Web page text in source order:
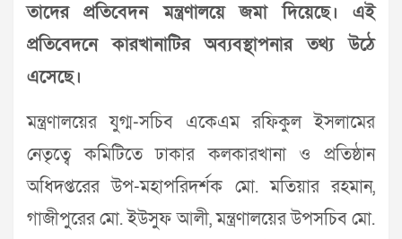
তাদের প্রতিবেদন মন্ত্রণালয়ে জমা দিয়েছে। এই
প্রতিবেদনে কারখানাটির অব্যবস্থাপনার তথ্য উঠে
এসেছে।
মন্ত্রণালয়ের যুগ্ম-সচিব একেএম রফিকুল ইসলামের
নেতৃত্বে কমিটিতে ঢাকার কলকারখানা ও প্রতিষ্ঠান
অধিদপ্তরের উপ-মহাপরিদর্শক মো. মতিয়ার রহমান,
গাজীপুরের মো. ইউসুফ আলী, মন্ত্রণালয়ের উপসচিব মো.